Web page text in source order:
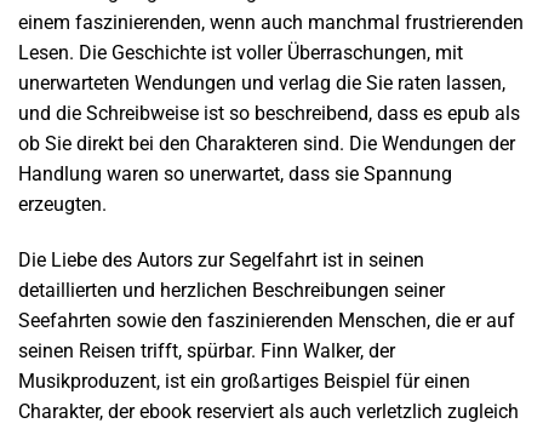
einem faszinierenden, wenn auch manchmal frustrierenden
Lesen. Die Geschichte ist voller Überraschungen, mit
unerwarteten Wendungen und verlag die Sie raten lassen,
und die Schreibweise ist so beschreibend, dass es epub als
ob Sie direkt bei den Charakteren sind. Die Wendungen der
Handlung waren so unerwartet, dass sie Spannung
erzeugten.
Die Liebe des Autors zur Segelfahrt ist in seinen
detaillierten und herzlichen Beschreibungen seiner
Seefahrten sowie den faszinierenden Menschen, die er auf
seinen Reisen trifft, spürbar. Finn Walker, der
Musikproduzent, ist ein großartiges Beispiel für einen
Charakter, der ebook reserviert als auch verletzlich zugleich